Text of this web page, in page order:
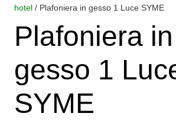
hotel / Plafoniera in gesso 1 Luce SYME
Plafoniera in
gesso 1
SYME